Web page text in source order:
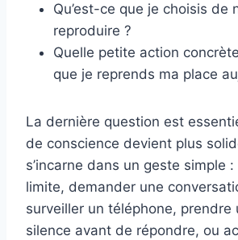
Qu’est-ce que je choisis de
reproduire ?
Quelle petite action
que je reprends ma place
La dernière question est
de conscience devient plus
s’incarne dans un geste simple
limite, demander une
surveiller un téléphone, prendre
silence avant de répondre, ou